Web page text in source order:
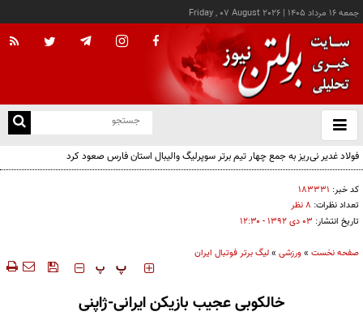
جمعه ۱۶ مرداد ۱۴۰۵ |
Friday , 07 August 2026
باز
و
فولاد غدیر نی‌ریز به جمع چهار تیم برتر سوپرلیگ والیبال استان فارس صعود کرد
کد خبر: ۱۸۳۳۳۱
تعداد نظرات: ۸ نظر
تاریخ انتشار: ۰۳ دی ۱۳۹۲ - ۱۲:۳۰
صفحه نخست »ورزشی »لیگ برتر فوتبال ایران
‍‍‍ پ پ
خالکوبی عجیب بازیکن ایرانی-ژاپنی